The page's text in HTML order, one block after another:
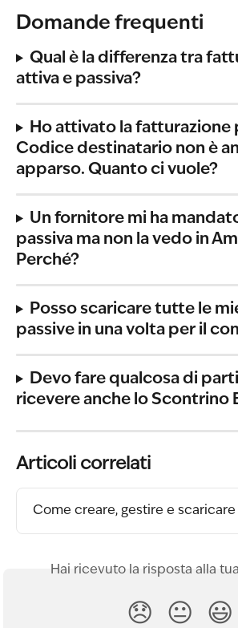
Domande frequenti
Qual è la differenza tra
attiva e passiva?
Ho attivato la fatturazione
Codice destinatario non è
apparso. Quanto ci vuole?
Un fornitore mi ha
passiva ma non la vedo in
Perché?
Posso scaricare tutte le
passive in una volta per il
Devo fare qualcosa di
ricevere anche lo Scontrino
Articoli correlati
Come creare, gestire e
Hai ricevuto la risposta alla
😞 😐 😃